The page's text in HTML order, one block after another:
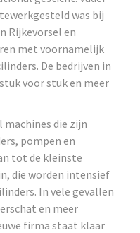
was bij
Rijkevorsel en
met voornamelijk
De bedrijven in
voor stuk en meer
machines die zijn
pompen en
tot de kleinste
die worden intensief
In vele gevallen
en meer
firma staat klaar